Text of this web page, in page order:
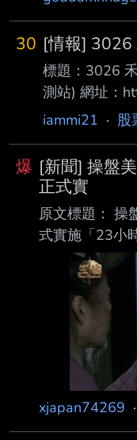
30 [情報] 3026
標題：3026
測站) 網址：
料由 (上市公
月 1,500,937
405,749 增減
9,216,573 去
1,447,300 增
因說明 心得：
年增37
iammi21 · 股
爆 [新聞] 操盤
正式實
原文標題：
式實施「23小
https://
19:05 臺北時
容： 納斯達
易時間，延長
投信指出，雖
漲跌幅限制，
價波動更劇烈
作美股的台灣
夜操盤了！ 心
xjapan74269 ·